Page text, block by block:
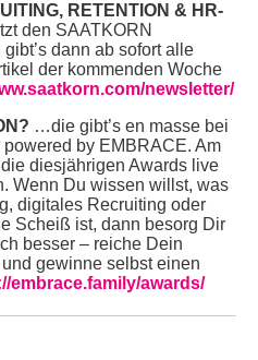
RETENTION & HR-
den SAATKORN
dann ab sofort alle
der kommenden Woche
newsletter/
…die gibt’s en masse bei
by EMBRACE. Am
diesjährigen Awards live
Wenn Du wissen willst, was
digitales Recruiting oder
Scheiß ist, dann besorg Dir
besser – reiche Dein
gewinne selbst einen
embrace.family/awards/